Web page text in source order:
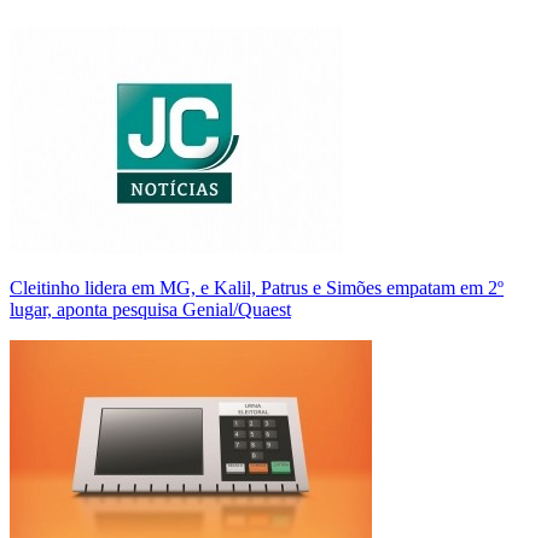
Cleitinho lidera em MG, e Kalil, Patrus e Simões empatam em 2º
lugar, aponta pesquisa Genial/Quaest